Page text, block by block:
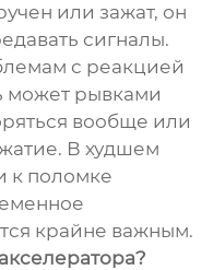
или зажат, он
сигналы.
с реакцией
может рывками
вообще или
В худшем
к поломке
крайне важным.